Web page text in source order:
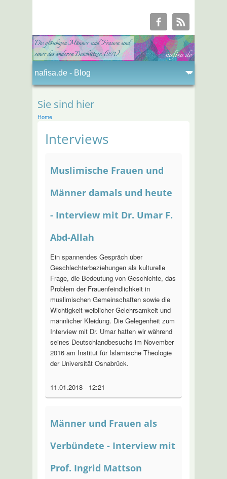
Sie sind hier
Home
Interviews
Muslimische Frauen und
Männer damals und heute
- Interview mit Dr. Umar F.
Abd-Allah
Ein spannendes Gespräch über
Geschlechterbeziehungen als kulturelle
Frage, die Bedeutung von Geschichte, das
Problem der Frauenfeindlichkeit in
muslimischen Gemeinschaften sowie die
Wichtigkeit weiblicher Gelehrsamkeit und
männlicher Kleidung. Die Gelegenheit zum
Interview mit Dr. Umar hatten wir während
seines Deutschlandbesuchs im November
2016 am Institut für Islamische Theologie
der Universität Osnabrück.
11.01.2018 - 12:21
Männer und Frauen als
Verbündete - Interview mit
Prof. Ingrid Mattson